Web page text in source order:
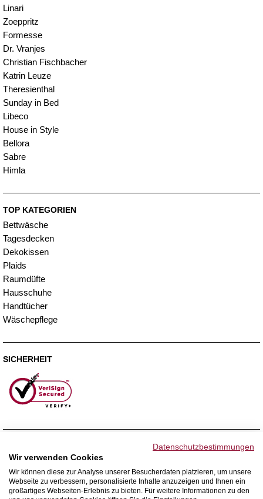
Linari
Zoeppritz
Formesse
Dr. Vranjes
Christian Fischbacher
Katrin Leuze
Theresienthal
Sunday in Bed
Libeco
House in Style
Bellora
Sabre
Himla
TOP KATEGORIEN
Bettwäsche
Tagesdecken
Dekokissen
Plaids
Raumdüfte
Hausschuhe
Handtücher
Wäschepflege
SICHERHEIT
WIR VERSENDEN MIT
Datenschutzbestimmungen
Wir verwenden Cookies
Wir können diese zur Analyse unserer Besucherdaten platzieren, um unsere
Webseite zu verbessern, personalisierte Inhalte anzuzeigen und Ihnen ein
großartiges Webseiten-Erlebnis zu bieten. Für weitere Informationen zu den